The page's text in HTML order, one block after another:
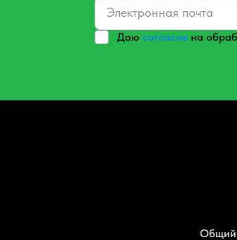
Даю согласие на
Общий